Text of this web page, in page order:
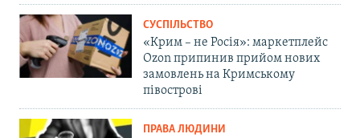
СУСПІЛЬСТВО
«Крим – не Росія»: маркетплейс
Ozon припинив прийом нових
замовлень на Кримському
півострові
ПРАВА ЛЮДИНИ